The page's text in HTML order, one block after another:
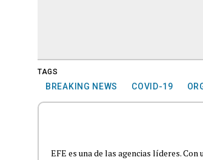
TAGS
BREAKING NEWS COVID-19
EFE es una de las agencias líderes.